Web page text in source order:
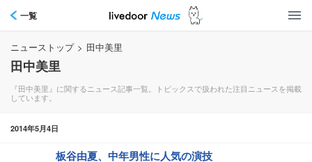
一覧
ニューストップ > 田中美里
田中美里
『田中美里』に関するニュース記事一覧。トピックスで扱われた注目ニュースを掲載
しています。
2014年5月4日
板谷由夏、中年男性に人気の演技